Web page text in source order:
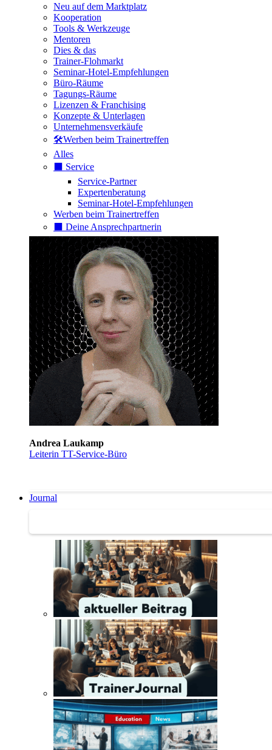
Neu auf dem Marktplatz
Kooperation
Tools & Werkzeuge
Mentoren
Dies & das
Trainer-Flohmarkt
Seminar-Hotel-Empfehlungen
Büro-Räume
Tagungs-Räume
Lizenzen & Franchising
Konzepte & Unterlagen
Unternehmensverkäufe
🛠️Werben beim Trainertreffen
Alles
⬛️ Service
Service-Partner
Expertenberatung
Seminar-Hotel-Empfehlungen
Werben beim Trainertreffen
⬛️ Deine Ansprechpartnerin
Andrea Laukamp
Leiterin TT-Service-Büro
Journal